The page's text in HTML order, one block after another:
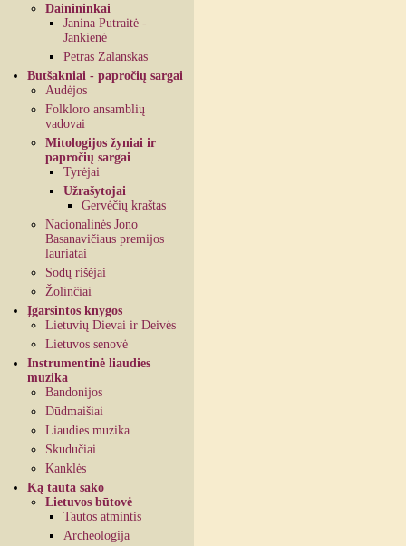
Dainininkai
Janina Putraitė -
Jankienė
Petras Zalanskas
Butšakniai - papročių sargai
Audėjos
Folkloro ansamblių
vadovai
Mitologijos žyniai ir
papročių sargai
Tyrėjai
Užrašytojai
Gervėčių kraštas
Nacionalinės Jono
Basanavičiaus premijos
lauriatai
Sodų rišėjai
Žolinčiai
Įgarsintos knygos
Lietuvių Dievai ir Deivės
Lietuvos senovė
Instrumentinė liaudies
muzika
Bandonijos
Dūdmaišiai
Liaudies muzika
Skudučiai
Kanklės
Ką tauta sako
Lietuvos būtovė
Tautos atmintis
Archeologija